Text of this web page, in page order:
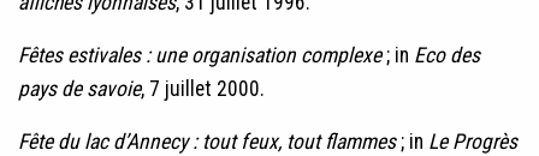
Fêtes estivales : une organisation complexe; in Eco des
pays de savoie, 7 juillet 2000.
Fête du lac d’Annecy : tout feux, tout flammes; in Le Progrès